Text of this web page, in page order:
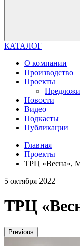
КАТАЛОГ
О компании
Производство
Проекты
Новости
Видео
Подкасты
Публикации
Главная
Проекты
ТРЦ «Весна»,
5 октября 2022
ТРЦ
Previous